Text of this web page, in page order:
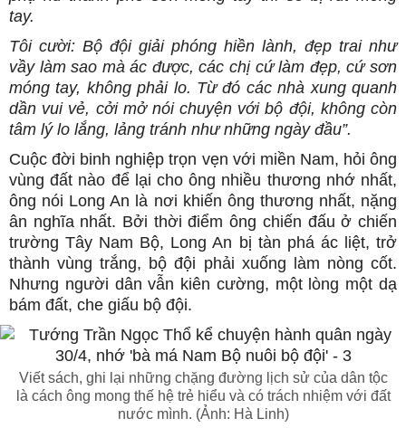
tay.
Tôi cười: Bộ đội giải phóng hiền lành, đẹp trai như
vầy làm sao mà ác được, các chị cứ làm đẹp, cứ sơn
móng tay, không phải lo. Từ đó các nhà xung quanh
dần vui vẻ, cởi mở nói chuyện với bộ đội, không còn
tâm lý lo lắng, lảng tránh như những ngày đầu”.
Cuộc đời binh nghiệp trọn vẹn với miền Nam, hỏi ông
vùng đất nào để lại cho ông nhiều thương nhớ nhất,
ông nói Long An là nơi khiến ông thương nhất, nặng
ân nghĩa nhất. Bởi thời điểm ông chiến đấu ở chiến
trường Tây Nam Bộ, Long An bị tàn phá ác liệt, trở
thành vùng trắng, bộ đội phải xuống làm nòng cốt.
Nhưng người dân vẫn kiên cường, một lòng một dạ
bám đất, che giấu bộ đội.
Viết sách, ghi lại những chặng đường lịch sử của dân tộc
là cách ông mong thế hệ trẻ hiểu và có trách nhiệm với đất
nước mình. (Ảnh: Hà Linh)